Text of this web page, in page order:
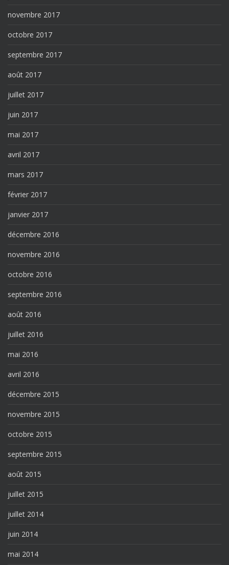
novembre 2017
octobre 2017
septembre 2017
août 2017
juillet 2017
juin 2017
mai 2017
avril 2017
mars 2017
février 2017
janvier 2017
décembre 2016
novembre 2016
octobre 2016
septembre 2016
août 2016
juillet 2016
mai 2016
avril 2016
décembre 2015
novembre 2015
octobre 2015
septembre 2015
août 2015
juillet 2015
juillet 2014
juin 2014
mai 2014